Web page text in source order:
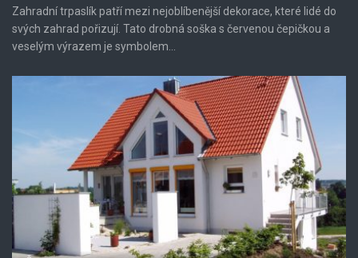
Zahradní trpaslík patří mezi nejoblíbenější dekorace, které lidé do
svých zahrad pořizují. Tato drobná soška s červenou čepičkou a
veselým výrazem je symbolem...